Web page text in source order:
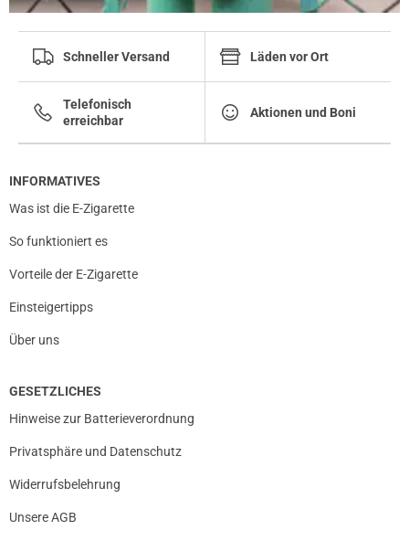
Schneller Versand Läden vor Ort
Telefonisch
erreichbar
Aktionen und Boni
INFORMATIVES
Was ist die E-Zigarette
So funktioniert es
Vorteile der E-Zigarette
Einsteigertipps
Über uns
GESETZLICHES
Hinweise zur Batterieverordnung
Privatsphäre und Datenschutz
Widerrufsbelehrung
Unsere AGB